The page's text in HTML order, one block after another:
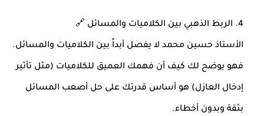
4. الربط الذهبي بين الكلاميات والمسائل 🔗
الأستاذ حسين محمد لا يفصل أبداً بين الكلاميات والمسائل.
فهو يوضح لك كيف أن فهمك العميق للكلاميات (مثل تأثير
إدخال العازل) هو أساس قدرتك على حل أصعب المسائل
بثقة وبدون أخطاء.